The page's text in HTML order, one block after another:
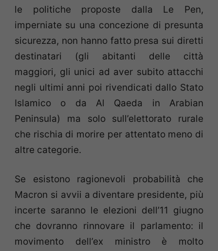
le politiche proposte dalla Le Pen,
imperniate su una concezione di presunta
sicurezza, non hanno fatto presa sui diretti
destinatari (gli abitanti delle città
maggiori, gli unici ad aver subito attacchi
negli ultimi anni poi rivendicati dallo Stato
Islamico o da Al Qaeda in Arabian
Peninsula) ma solo sull’elettorato rurale
che rischia di morire per attentato meno di
altre categorie.
Se esistono ragionevoli probabilità che
Macron si avvii a diventare presidente, più
incerte saranno le elezioni dell’11 giugno
che dovranno rinnovare il parlamento: il
movimento dell’ex ministro è molto